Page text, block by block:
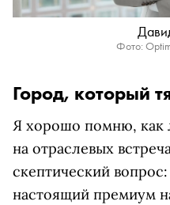
Фото:
Город, который
Я хорошо помню, как
на отраслевых
скептический
настоящий премиум